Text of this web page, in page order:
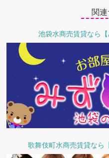
関連
池袋水商売賃貸なら
歌舞伎町水商売賃貸なら